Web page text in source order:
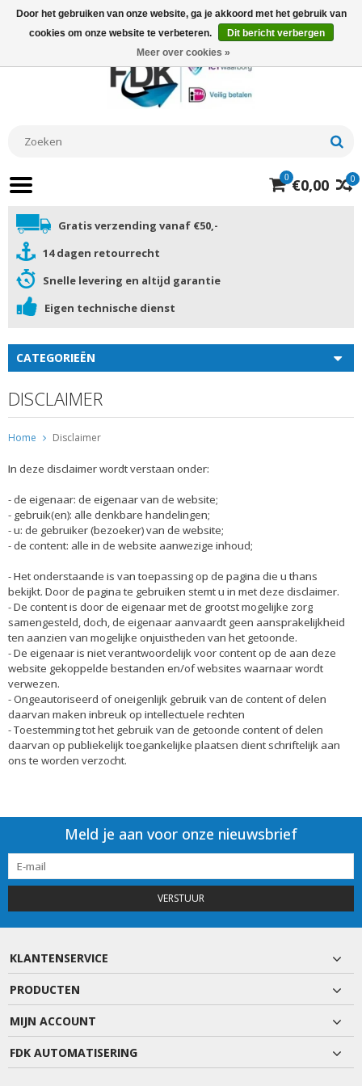
0
0 €0,00
Gratis verzending vanaf €50,-
14 dagen retourrecht
Snelle levering en altijd garantie
Eigen technische dienst
CATEGORIEËN
DISCLAIMER
Home Disclaimer
In deze disclaimer wordt verstaan onder:
- de eigenaar: de eigenaar van de website;
- gebruik(en): alle denkbare handelingen;
- u: de gebruiker (bezoeker) van de website;
- de content: alle in de website aanwezige inhoud;
- Het onderstaande is van toepassing op de pagina die u thans
bekijkt. Door de pagina te gebruiken stemt u in met deze disclaimer.
- De content is door de eigenaar met de grootst mogelijke zorg
samengesteld, doch, de eigenaar aanvaardt geen aansprakelijkheid
ten aanzien van mogelijke onjuistheden van het getoonde.
- De eigenaar is niet verantwoordelijk voor content op de aan deze
website gekoppelde bestanden en/of websites waarnaar wordt
verwezen.
- Ongeautoriseerd of oneigenlijk gebruik van de content of delen
daarvan maken inbreuk op intellectuele rechten
- Toestemming tot het gebruik van de getoonde content of delen
daarvan op publiekelijk toegankelijke plaatsen dient schriftelijk aan
ons te worden verzocht.
Meld je aan voor onze nieuwsbrief
VERSTUUR
KLANTENSERVICE
PRODUCTEN
MIJN ACCOUNT
FDK AUTOMATISERING
Door het gebruiken van onze website, ga je akkoord met het gebruik van
cookies om onze website te verbeteren.
Dit bericht verbergen
Meer over cookies »